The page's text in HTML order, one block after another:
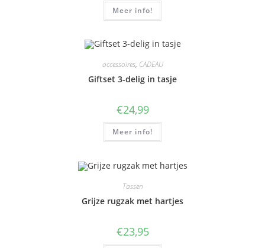
Meer info!
accessoires, CADEAU
Giftset 3-delig in tasje
€24,99
Meer info!
Tassen
Grijze rugzak met hartjes
€23,95